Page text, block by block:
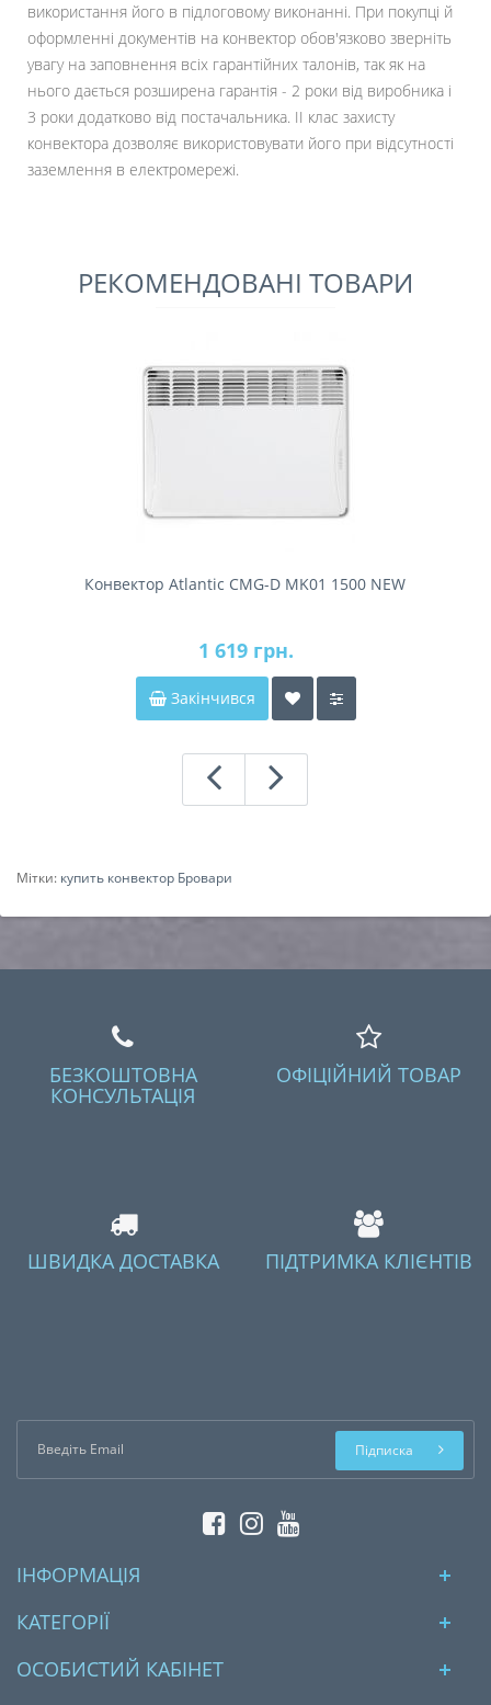
використання його в підлоговому виконанні. При покупці й
оформленні документів на конвектор обов'язково зверніть
увагу на заповнення всіх гарантійних талонів, так як на
нього дається розширена гарантія - 2 роки від виробника і
3 роки додатково від постачальника. II клас захисту
конвектора дозволяє використовувати його при відсутності
заземлення в електромережі.
РЕКОМЕНДОВАНІ ТОВАРИ
Конвектор Atlantic CMG-D MK01 1500 NEW
1 619 грн.
Закінчився
Мітки: купить конвектор Бровари
БЕЗКОШТОВНА
КОНСУЛЬТАЦІЯ
ОФІЦІЙНИЙ ТОВАР
ШВИДКА ДОСТАВКА ПІДТРИМКА КЛІЄНТІВ
Підписка
ІНФОРМАЦІЯ
КАТЕГОРІЇ
ОСОБИСТИЙ КАБІНЕТ